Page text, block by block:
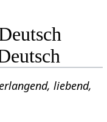
liebend,